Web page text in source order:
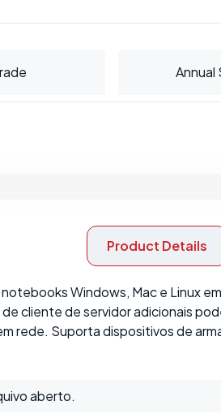
Annual
Product Details
Windows, Mac e Linux
cliente de servidor adicionais
rede. Suporta dispositivos de
aberto.